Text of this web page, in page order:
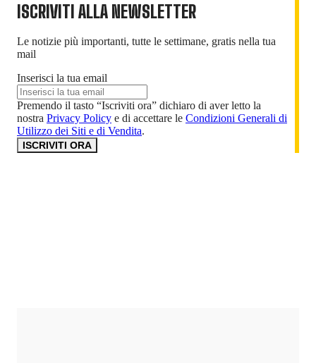
ISCRIVITI ALLA NEWSLETTER
Le notizie più importanti, tutte le settimane, gratis nella tua
mail
Inserisci la tua email
Premendo il tasto “Iscriviti ora” dichiaro di aver letto la
nostra Privacy Policy e di accettare le Condizioni Generali di
Utilizzo dei Siti e di Vendita.
ISCRIVITI ORA